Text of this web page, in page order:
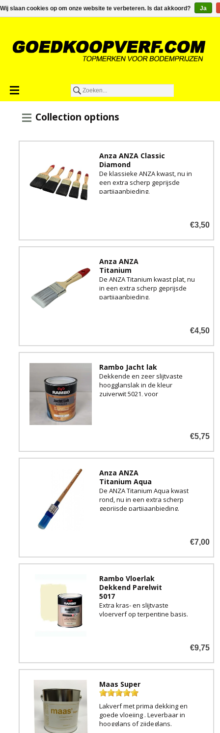
€0,00
Collection options
Anza ANZA Classic
Diamond
De klassieke ANZA kwast, nu in
een extra scherp geprijsde
partijaanbieding.
€3,50
Anza ANZA
Titanium
De ANZA Titanium kwast plat, nu
in een extra scherp geprijsde
partijaanbieding.
€4,50
Rambo Jacht lak
Dekkende en zeer slijtvaste
hoogglanslak in de kleur
zuiverwit 5021, voor
€5,75
Anza ANZA
Titanium Aqua
De ANZA Titanium Aqua kwast
rond, nu in een extra scherp
geprijsde partijaanbieding.
€7,00
Rambo Vloerlak
Dekkend Parelwit
5017
Extra kras- en slijtvaste
vloerverf op terpentine basis.
Verkrijgbaar in zijdeglans in de
kleur Parelwit 5017 (Vergelijkba
€9,75
Maas Super
Lakverf met prima dekking en
goede vloeiing . Leverbaar in
hoogglans of zijdeglans.
Wij slaan cookies op om onze website te verbeteren. Is dat akkoord? Ja